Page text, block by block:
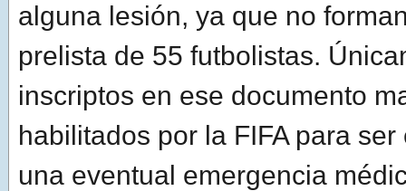
alguna lesión, ya que no
prelista de 55 futbolistas.
inscriptos en ese documento
habilitados por la FIFA para
una eventual emergencia